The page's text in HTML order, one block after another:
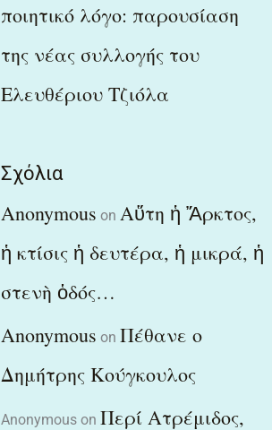
ποιητικό λόγο: παρουσίαση
της νέας συλλογής του
Ελευθέριου Τζιόλα
Σχόλια
Anonymous on Αὕτη ἡ Ἄρκτος,
ἡ κτίσις ἡ δευτέρα, ἡ μικρά, ἡ
στενὴ ὁδός…
Anonymous on Πέθανε ο
Δημήτρης Κούγκουλος
Anonymous on Περί Ατρέμιδος,